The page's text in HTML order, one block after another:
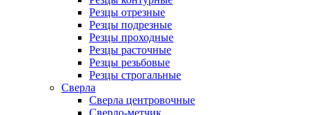
Резцы отрезные
Резцы подрезные
Резцы проходные
Резцы расточные
Резцы резьбовые
Резцы строгальные
Сверла
Сверла центровочные
Сверло-метчик